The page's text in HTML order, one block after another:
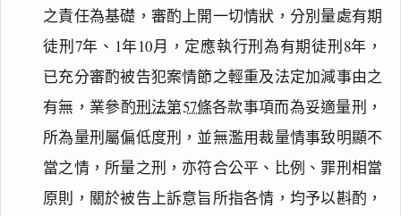
之責任為基礎，審酌上開一切情狀，分別量處有期
徒刑7年、1年10月，定應執行刑為有期徒刑8年，
已充分審酌被告犯案情節之輕重及法定加減事由之
有無，業參酌刑法第57條各款事項而為妥適量刑，
所為量刑屬偏低度刑，並無濫用裁量情事致明顯不
當之情，所量之刑，亦符合公平、比例、罪刑相當
原則，關於被告上訴意旨所指各情，均予以斟酌，
閱讀 研究